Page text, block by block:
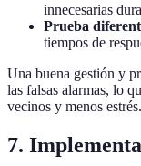
innecesarias
Prueba
tiempos de
Una buena gestión y
las falsas alarmas, lo
vecinos y menos estrés.
7.